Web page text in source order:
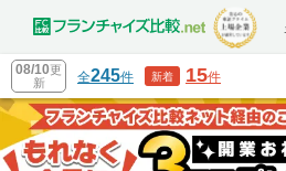
08/10更
新
全245件 新着 15件